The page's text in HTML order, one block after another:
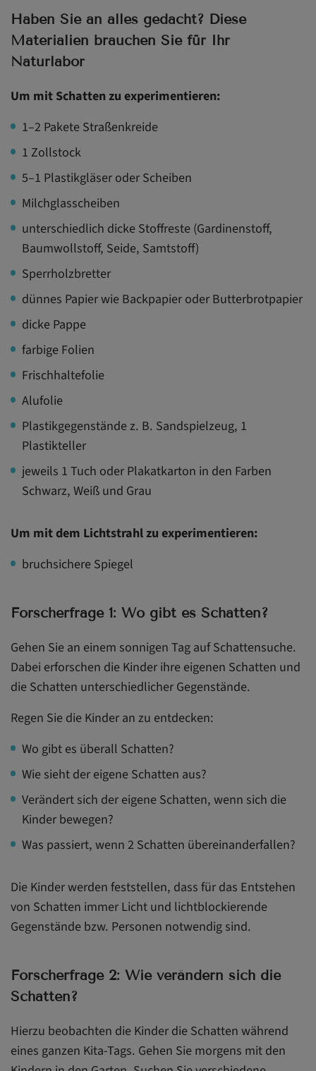
Haben Sie an alles gedacht? Diese
Materialien brauchen Sie für Ihr
Naturlabor
Um mit Schatten zu experimentieren:
1–2 Pakete Straßenkreide
1 Zollstock
5–1 Plastikgläser oder Scheiben
Milchglasscheiben
unterschiedlich dicke Stoffreste (Gardinenstoff,
Baumwollstoff, Seide, Samtstoff)
Sperrholzbretter
dünnes Papier wie Backpapier oder Butterbrotpapier
dicke Pappe
farbige Folien
Frischhaltefolie
Alufolie
Plastikgegenstände z. B. Sandspielzeug, 1
Plastikteller
jeweils 1 Tuch oder Plakatkarton in den Farben
Schwarz, Weiß und Grau
Um mit dem Lichtstrahl zu experimentieren:
bruchsichere Spiegel
Forscherfrage 1: Wo gibt es Schatten?
Gehen Sie an einem sonnigen Tag auf Schattensuche.
Dabei erforschen die Kinder ihre eigenen Schatten und
die Schatten unterschiedlicher Gegenstände.
Regen Sie die Kinder an zu entdecken:
Wo gibt es überall Schatten?
Wie sieht der eigene Schatten aus?
Verändert sich der eigene Schatten, wenn sich die
Kinder bewegen?
Was passiert, wenn 2 Schatten übereinanderfallen?
Die Kinder werden feststellen, dass für das Entstehen
von Schatten immer Licht und lichtblockierende
Gegenstände bzw. Personen notwendig sind.
Forscherfrage 2: Wie verändern sich die
Schatten?
Hierzu beobachten die Kinder die Schatten während
eines ganzen Kita-Tags. Gehen Sie morgens mit den